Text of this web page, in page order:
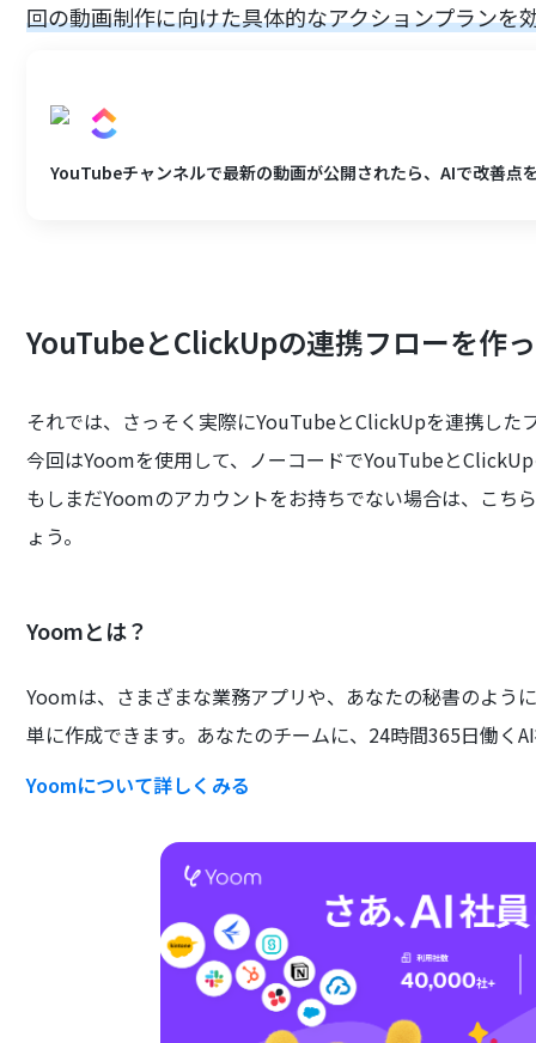
回の動画制作に向けた具体的なアクションプランを
YouTubeチャンネルで最新の動画が公開されたら、AIで改善
YouTubeとClickUpの連携フローを作
それでは、さっそく実際にYouTubeとClickUpを連携した
今回はYoomを使用して、ノーコードでYouTubeと
もしまだYoomのアカウントをお持ちでない場合は、こち
ょう。
Yoomとは？
Yoomは、さまざまな業務アプリや、あなたの秘書のよう
単に作成できます。あなたのチームに、24時間365日働く
Yoomについて詳しくみる